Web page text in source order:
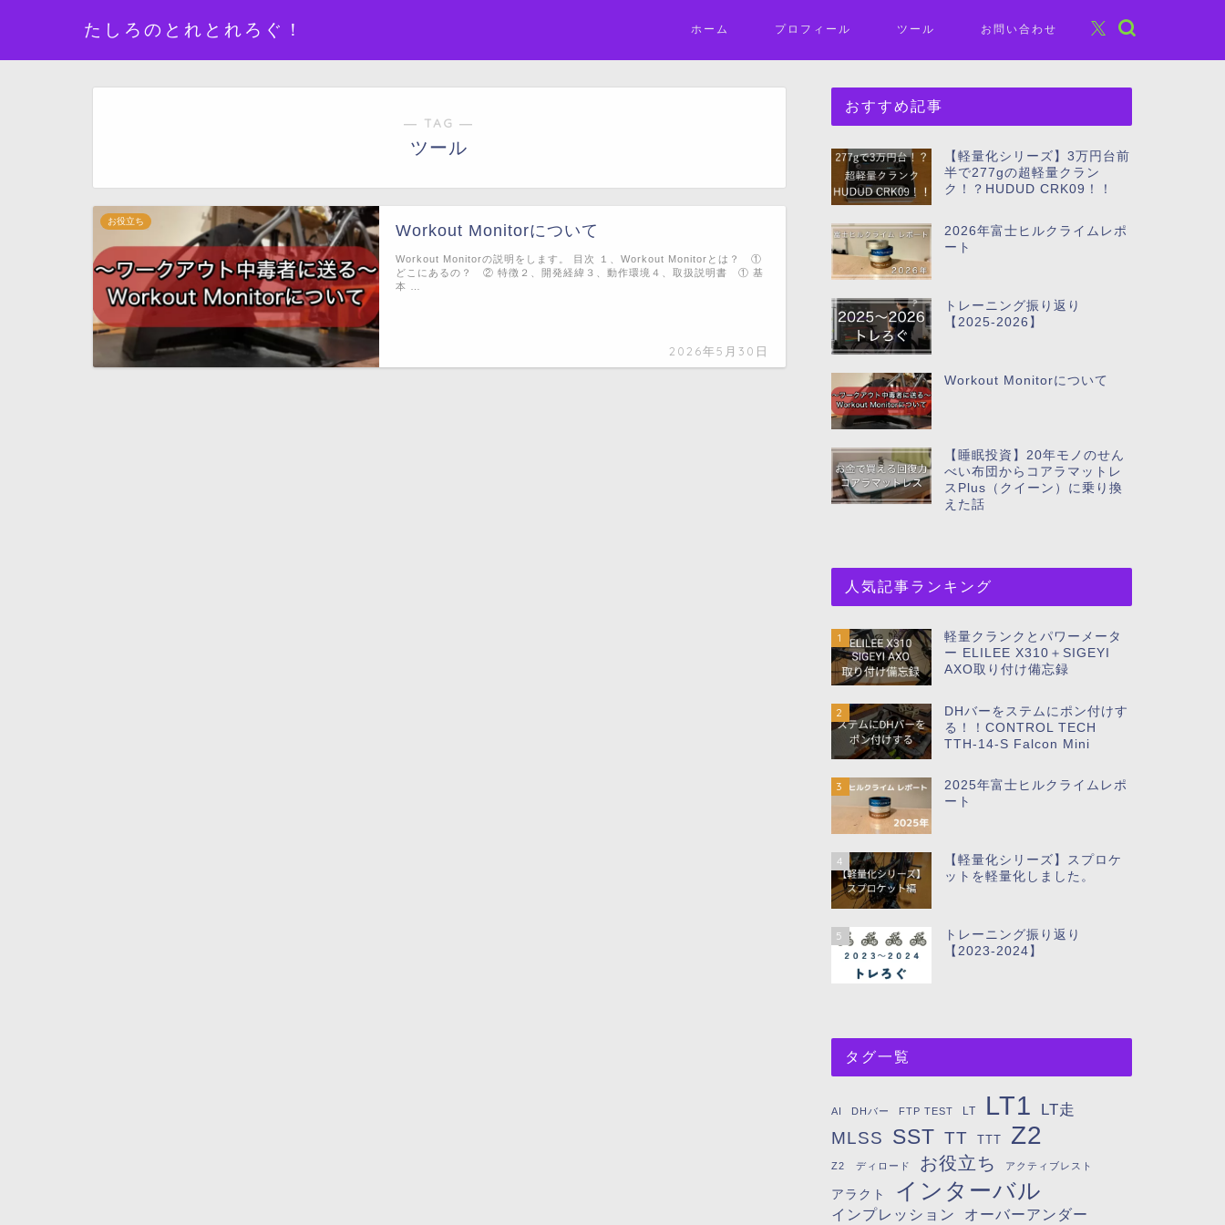
たしろのとれとれろぐ！ ホーム プロフィール ツール お問い合わせ
― TAG ―
ツール
お役立ち
Workout Monitorについて
2026年5月30日
Workout Monitorの説明をします。 目次 １、Workout Monitorとは？ ①
どこにあるの？ ② 特徴２、開発経緯３、動作環境４、取扱説明書 ① 基
本 …
おすすめ記事
【軽量化シリーズ】3万円台前
半で277gの超軽量クラン
ク！？HUDUD CRK09！！
2026年富士ヒルクライムレポ
ート
トレーニング振り返り
【2025-2026】
Workout Monitorについて
【睡眠投資】20年モノのせん
べい布団からコアラマットレ
スPlus（クイーン）に乗り換
えた話
人気記事ランキング
1
軽量クランクとパワーメータ
ー ELILEE X310＋SIGEYI
AXO取り付け備忘録
2
DHバーをステムにポン付けす
る！！CONTROL TECH
TTH-14-S Falcon Mini
3
2025年富士ヒルクライムレポ
ート
4
【軽量化シリーズ】スプロケ
ットを軽量化しました。
5
トレーニング振り返り
【2023-2024】
タグ一覧
AI DHバー FTP TEST LT LT1 LT走
MLSS SST TT TTT Z2
Z2 ディロード お役立ち アクティブレスト
アラクト インターバル
インプレッション オーバーアンダー